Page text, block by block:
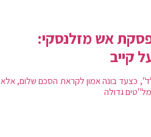
אש מזלנסקי:
קייב
כצעד בונה אמון לקראת הסכם שלום, אלא
גדולה